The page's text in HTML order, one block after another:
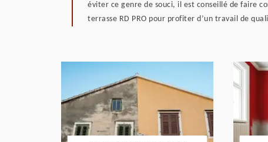
éviter ce genre de souci, il est conseillé de faire
terrasse RD PRO pour profiter d’un travail de